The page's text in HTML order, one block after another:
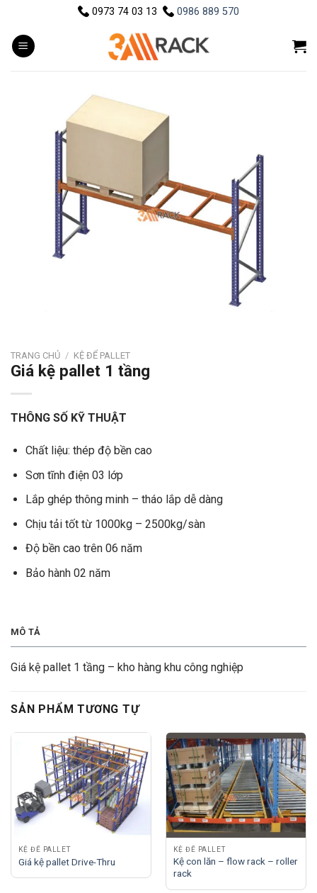
content
0973 74 03 13 0986 889 570
TRANG CHỦ / KỆ ĐỂ PALLET
Giá kệ pallet 1 tầng
THÔNG SỐ KỸ THUẬT
Chất liệu: thép độ bền cao
Sơn tĩnh điện 03 lớp
Lắp ghép thông minh – tháo lắp dễ dàng
Chịu tải tốt từ 1000kg – 2500kg/sàn
Độ bền cao trên 06 năm
Bảo hành 02 năm
MÔ TẢ
Giá kệ pallet 1 tầng – kho hàng khu công nghiệp
SẢN PHẨM TƯƠNG TỰ
KỆ ĐỂ PALLET
Giá kệ pallet Drive-Thru
KỆ ĐỂ PALLET
Kệ con lăn – flow rack – roller
rack